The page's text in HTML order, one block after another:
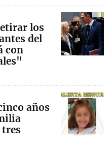
los
del
con
años
tres